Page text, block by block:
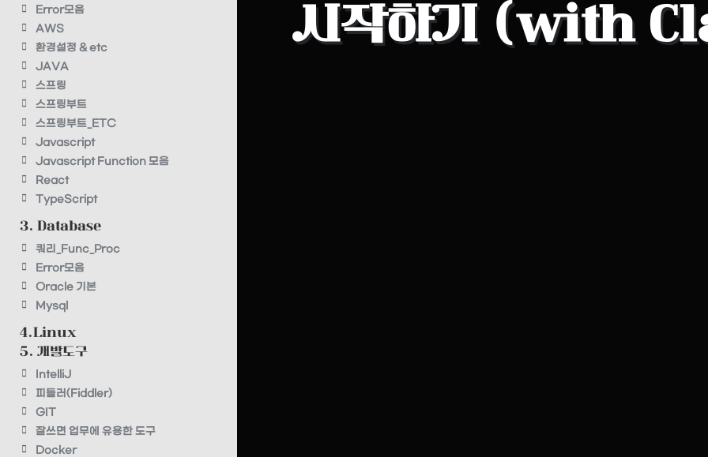
Error모음
AWS
환경설정 & etc
JAVA
스프링
스프링부트
스프링부트_ETC
Javascript
Javascript Function 모음
React
TypeScript
3. Database
쿼리_Func_Proc
Error모음
Oracle 기본
Mysql
4.Linux
5. 개발도구
IntelliJ
피들러(Fiddler)
GIT
잘쓰면 업무에 유용한 도구
Docker
시작하기 (with